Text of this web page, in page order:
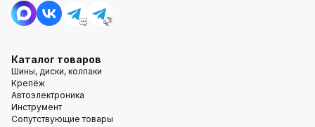
Каталог товаров
Шины, диски, колпаки
Крепёж
Автоэлектроника
Инструмент
Сопутствующие товары